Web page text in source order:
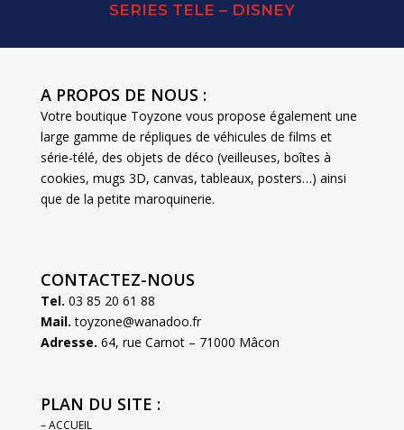
SERIES TELE – DISNEY
A PROPOS DE NOUS :
Votre boutique Toyzone vous propose également une
large gamme de répliques de véhicules de films et
série-télé, des objets de déco (veilleuses, boîtes à
cookies, mugs 3D, canvas, tableaux, posters…) ainsi
que de la petite maroquinerie.
CONTACTEZ-NOUS
Tel. 03 85 20 61 88
Mail. toyzone@wanadoo.fr
Adresse. 64, rue Carnot – 71000 Mâcon
PLAN DU SITE :
– ACCUEIL